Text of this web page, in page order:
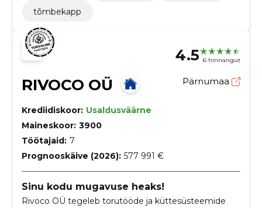
tõmbekapp
4.5 6 hinnangut
RIVOCO OÜ Pärnumaa
Krediidiskoor: Usaldusväärne
Maineskoor: 3900
Töötajaid: 7
Prognooskäive (2026): 577 991 €
Sinu kodu mugavuse heaks!
Rivoco OÜ tegeleb torutööde ja küttesüsteemide